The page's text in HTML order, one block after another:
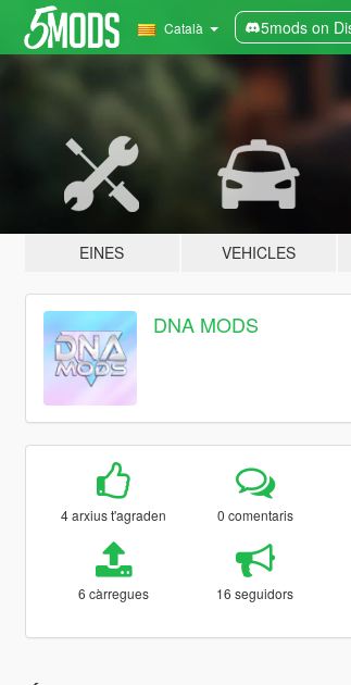
Català 5mods on
EINES VEHICLES
DNA MODS
4 arxius t'agraden 0 comentaris
6 càrregues 16 seguidors